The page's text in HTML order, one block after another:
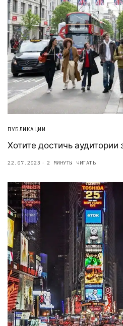
ПУБЛИКАЦИИ
Хотите достичь аудитории
22.07.2023 2 МИНУТЫ ЧИТАТЬ